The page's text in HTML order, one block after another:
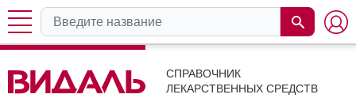
СПРАВОЧНИК
ЛЕКАРСТВЕННЫХ СРЕДСТВ